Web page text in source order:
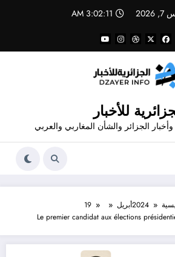
3:02:11 AM
للأخبار
الجزائر والشأن المغاربي والعربي
2024أبريل
19
Le premier candidat aux élections